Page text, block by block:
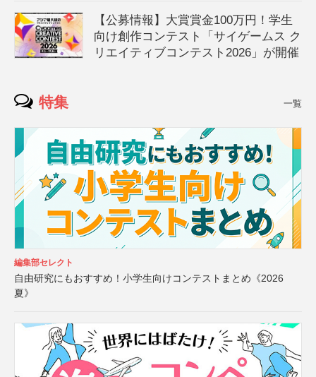
【公募情報】大賞賞金100万円！学生
向け創作コンテスト「サイゲームス ク
リエイティブコンテスト2026」が開催
特集 一覧
編集部セレクト
自由研究にもおすすめ！小学生向けコンテストまとめ《2026
夏》